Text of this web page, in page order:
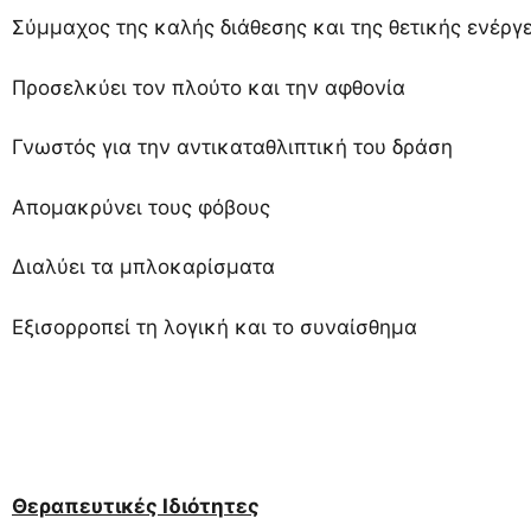
Σύμμαχος της καλής διάθεσης και της θετικής
Προσελκύει τον πλούτο και την αφθονία
Γνωστός για την αντικαταθλιπτική του δράση
Απομακρύνει τους φόβους
Διαλύει τα μπλοκαρίσματα
Εξισορροπεί τη λογική και το συναίσθημα
Θεραπευτικές Ιδιότητες